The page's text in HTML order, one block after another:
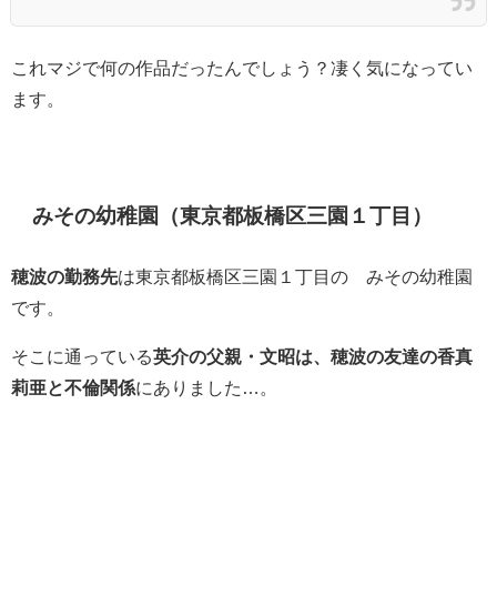
これマジで何の作品だったんでしょう？凄く気になってい
ます。
みその幼稚園（東京都板橋区三園１丁目）
穂波の勤務先は東京都板橋区三園１丁目の みその幼稚園
です。
そこに通っている英介の父親・文昭は、穂波の友達の香真
莉亜と不倫関係にありました…。